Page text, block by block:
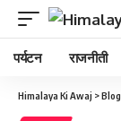
पर्यटन राजनीती
Himalaya Ki Awaj >Blog